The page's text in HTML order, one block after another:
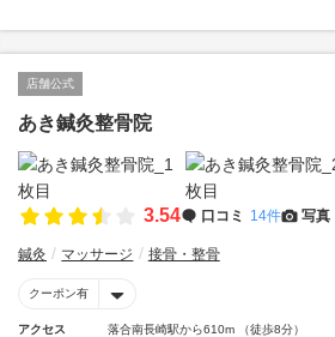
店舗公式
あき鍼灸整骨院
3.54 口コミ 14件 写真
鍼灸 マッサージ 接骨・整骨
クーポン有
アクセス
落合南長崎駅から610m （徒歩8分）